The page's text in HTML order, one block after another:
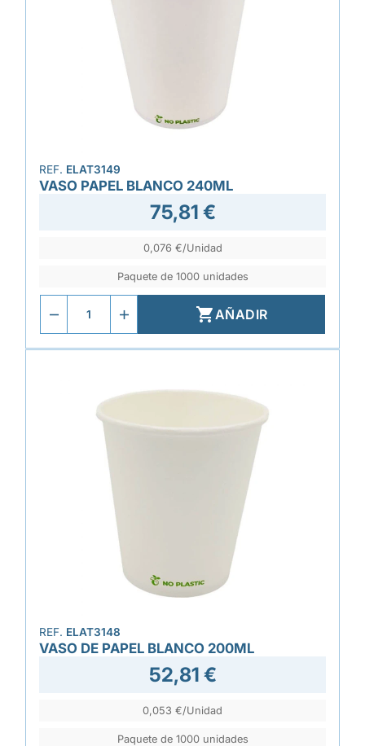
REF. ELAT3149
VASO PAPEL BLANCO 240ML
75,81 €
0,076 €/Unidad
Paquete de 1000 unidades
AÑADIR
REF. ELAT3148
VASO DE PAPEL BLANCO 200ML
52,81 €
0,053 €/Unidad
Paquete de 1000 unidades